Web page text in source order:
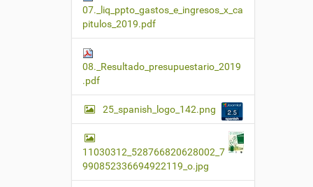
07._liq_ppto_gastos_e_ingresos_x_ca
pitulos_2019.pdf
08._Resultado_presupuestario_2019
.pdf
25_spanish_logo_142.png
11030312_528766820628002_7
990852336694922119_o.jpg